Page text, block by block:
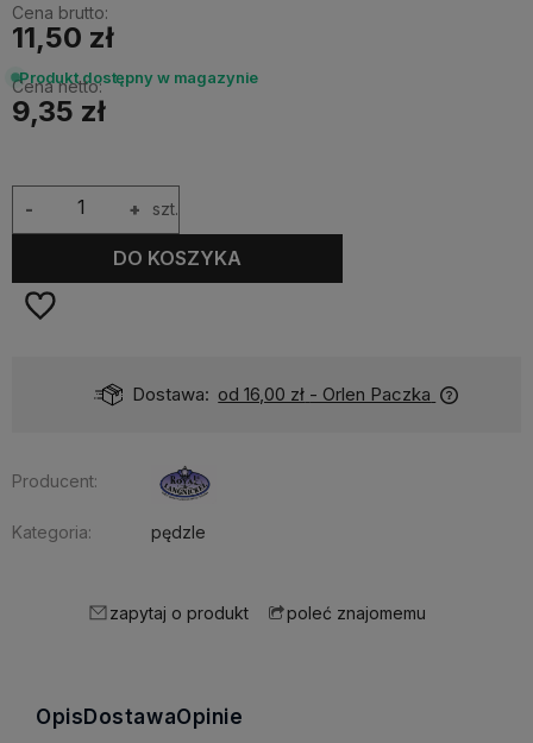
Cena brutto:
11,50 zł
Produkt dostępny w magazynie
Cena netto:
9,35 zł
+
- szt.
DO KOSZYKA
Dostawa: od 16,00 zł - Orlen Paczka
Producent:
Kategoria: pędzle
zapytaj o produkt poleć znajomemu
OpisDostawaOpinie